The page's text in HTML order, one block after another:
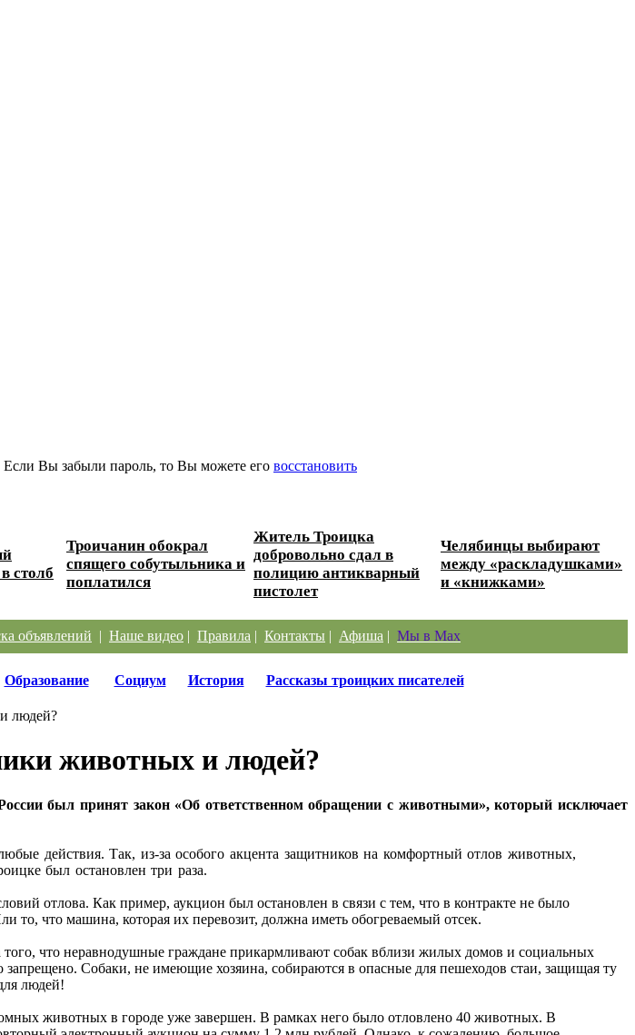
Если Вы забыли пароль, то Вы можете его восстановить
столб
Троичанин обокрал
спящего собутыльника и
поплатился
Житель Троицка
добровольно сдал в
полицию антикварный
пистолет
Челябинцы выбирают
между «раскладушками»
и «книжками»
объявлений | Наше видео | Правила | Контакты | Афиша | Мы в Max
Образование Социум История Рассказы троицких писателей
людей?
животных и людей?
был принят закон «Об ответственном обращении с животными», который исключает
действия. Так, из-за особого акцента защитников на комфортный отлов животных,
был остановлен три раза.
отлова. Как пример, аукцион был остановлен в связи с тем, что в контракте не было
то, что машина, которая их перевозит, должна иметь обогреваемый отсек.
что неравнодушные граждане прикармливают собак вблизи жилых домов и социальных
Собаки, не имеющие хозяина, собираются в опасные для пешеходов стаи, защищая ту
людей!
животных в городе уже завершен. В рамках него было отловлено 40 животных. В